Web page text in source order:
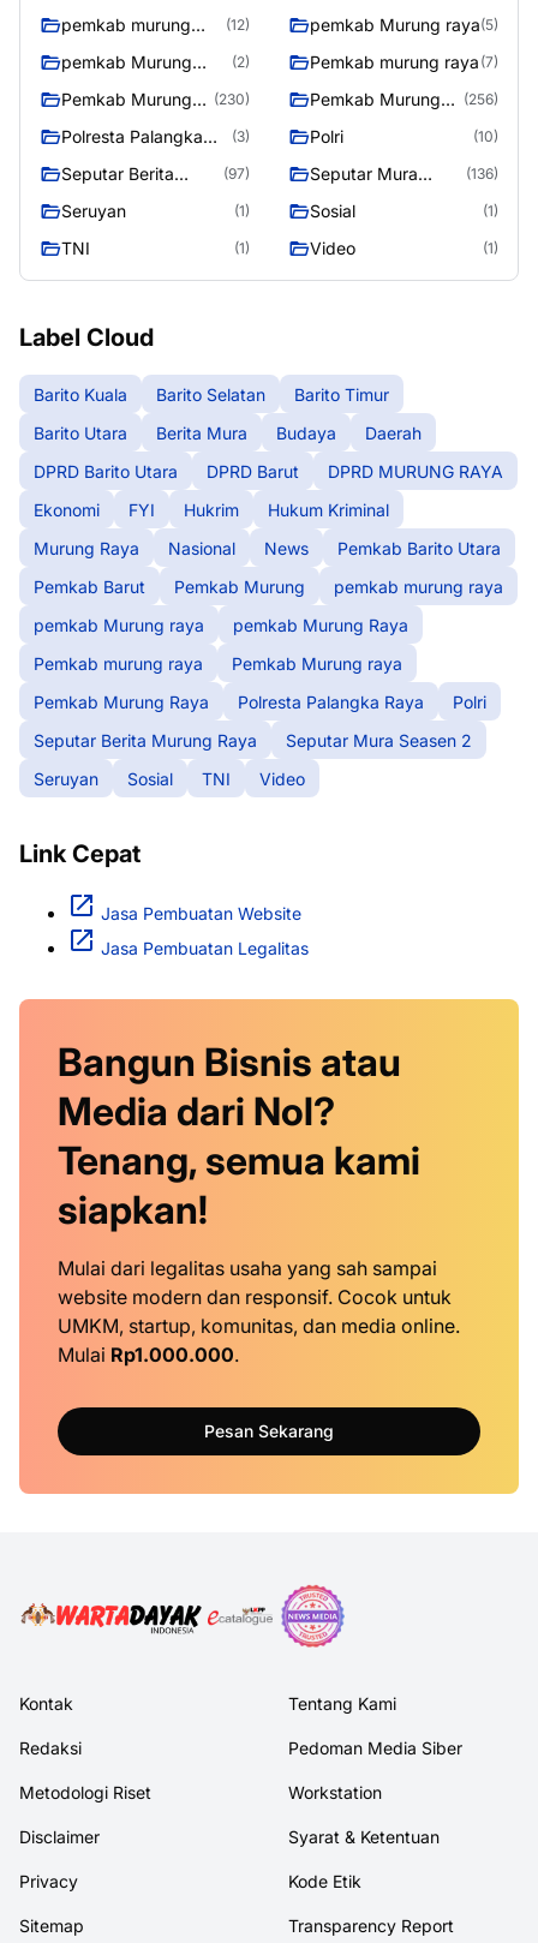
pemkab murung
(12) pemkab Murung raya(5)
pemkab Murung
(2) Pemkab murung raya (7)
Pemkab Murung
(230)
Pemkab Murung
(256)
Polresta Palangka
(3) Polri (10)
Seputar Berita
(97)
Seputar Mura
(136)
Seruyan (1) Sosial (1)
TNI (1) Video (1)
Label Cloud
Barito Kuala Barito Selatan
Barito Timur
Barito Utara
Berita Mura Budaya
Daerah
DPRD Barito Utara
DPRD Barut
DPRD MURUNG RAYA
Ekonomi
FYI Hukrim
Hukum Kriminal
Murung Raya
Nasional News
Pemkab Barito Utara
Pemkab Barut
Pemkab Murung
pemkab murung raya
pemkab Murung raya
pemkab Murung Raya
Pemkab murung raya
Pemkab Murung raya
Pemkab Murung Raya
Polresta Palangka Raya
Polri
Seputar Berita Murung Raya
Seputar Mura Seasen 2
Seruyan
Sosial TNI Video
Link Cepat
Jasa Pembuatan Website
Jasa Pembuatan Legalitas
Bangun Bisnis atau
Media dari Nol?
Tenang, semua kami
siapkan!
Mulai dari legalitas usaha yang sah sampai
website modern dan responsif. Cocok untuk
UMKM, startup, komunitas, dan media online.
Mulai Rp1.000.000.
Pesan Sekarang
Kontak Tentang Kami
Redaksi Pedoman Media Siber
Metodologi Riset Workstation
Disclaimer Syarat & Ketentuan
Privacy Kode Etik
Sitemap Transparency Report